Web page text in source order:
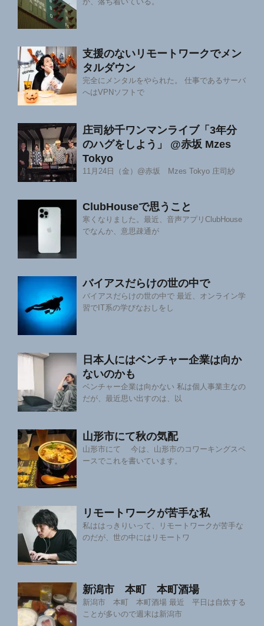
支援のないリモートワークでメン
タルダウン
完全にメンタルをやられた。 仕事であるサーバ
へはVPNソフトで
庄司紗千ワンマンライブ「3年分
のハグをしよう」 @赤坂 Mzes
Tokyo
11月24日（金）@赤坂 Mzes Tokyo 庄司紗
ClubHouseで思うこと
寒くなりました。最近、音声アプリClubHouse
でなんか、意思疎通が
バイアスだらけの世の中で
バイアスだらけの世の中で 最近、オンライン学
習でIT系の学びなおしをし
日本人にはベンチャー企業は向か
ないのかも
ベンチャー企業は向かない 私は個人事業主なの
だが、最近思い出すのは、以
山形市にて秋の気配
山形市にて 今は、山形市のコワーキングスペ
ースでこれを書いています。
リモートワークが苦手な私
私ははっきりいって、リモートワークが苦手な
のだが、世の中にはリモートワ
新潟市 本町 本町酒場
新潟市 本町 本町酒場 最近 平日は自炊する
ことが多いので週末は新潟市